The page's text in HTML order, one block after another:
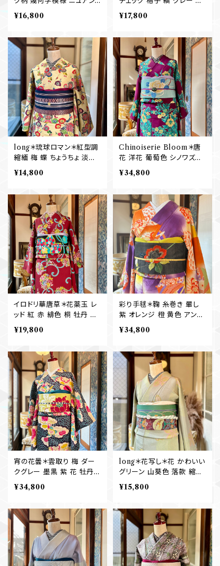
スカラー 小紋着物 B557
¥16,800
ラック 黒 モノトーン 紬着物
B551
¥17,800
long＊琉球ロマン＊紅型調
縮緬 梅 蝶 ちょうちょ 淡黄
イエロー ボタニカル 袷着
物 B528
¥14,800
Chinoiserie Bloom＊唐
花 洋花 葡萄色 シノワズリ
ー ボルドー ワインレッド パ
ープル 紫 黄色 アンティー
¥34,800
イロドリ華唐草＊花薬玉 レ
ッド 紅 赤 緋色 桐 牡丹 芍
薬 椿 菊 アンティーク小紋
着物 B513
¥19,800
彩り手毬＊鞠 糸巻き 暈し
紫 オレンジ 橙 黄色 アンテ
ィーク小紋着物 B501
¥34,800
宵の花曇＊雲取り 梅 ダー
クグレー 墨黒 紫 花 牡丹
椿 橘 立花 アンティーク小
紋着物 B447
¥34,800
long＊花写し＊花 かわいい
グリーン 山葵色 落款 縮緬
小紋着物 B428
¥15,800